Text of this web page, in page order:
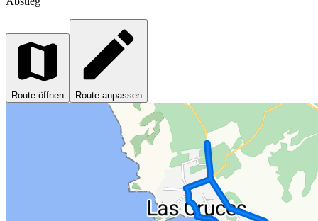
Route öffnen Route anpassen